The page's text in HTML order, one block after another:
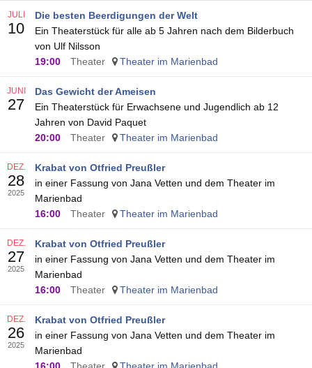
Die besten Beerdigungen der Welt
Ein Theaterstück für alle ab 5 Jahren nach dem Bilderbuch
von Ulf Nilsson
19:00
Theater Theater im Marienbad
JULI
10
Das Gewicht der Ameisen
Ein Theaterstück für Erwachsene und Jugendlich ab 12
Jahren von David Paquet
20:00
Theater Theater im Marienbad
JUNI
27
Krabat von Otfried Preußler
in einer Fassung von Jana Vetten und dem Theater im
Marienbad
16:00
Theater Theater im Marienbad
DEZ.
28
2025
Krabat von Otfried Preußler
in einer Fassung von Jana Vetten und dem Theater im
Marienbad
16:00
Theater Theater im Marienbad
DEZ.
27
2025
Krabat von Otfried Preußler
in einer Fassung von Jana Vetten und dem Theater im
Marienbad
16:00
Theater Theater im Marienbad
DEZ.
26
2025